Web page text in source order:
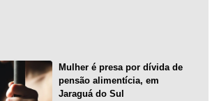
Mulher é presa por dívida de
pensão alimentícia, em
Jaraguá do Sul